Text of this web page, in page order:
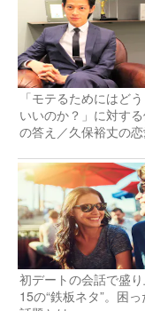
「モテるためにはど
いいのか？」に対する
の答え／久保裕丈の
初デートの会話で盛
15の“鉄板ネタ”。困